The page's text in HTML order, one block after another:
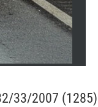
33/2007 (1285)